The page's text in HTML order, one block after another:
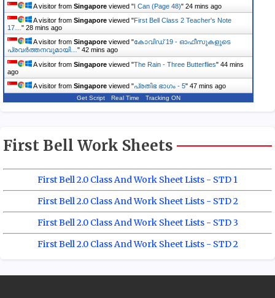
A visitor from Singapore viewed "I Can (Page 48)" 24 mins ago
A visitor from Singapore viewed "First Bell Class 2 Teacher's Note
17… " 28 mins ago
A visitor from Singapore viewed "കോവിഡ് 19 - ഓഫീസുകളുടെ
പ്രവർത്തനവുമായി… " 42 mins ago
A visitor from Singapore viewed "The Rain - Three Butterflies" 44 mins
ago
A visitor from Singapore viewed "പ്രതിഭ ഭാഗം - 5" 47 mins ago
Get Script Real Time Tracking ON
First Bell Work Sheets
First Bell 2.0 Class And Work Sheet Lists - STD 1
First Bell 2.0 Class And Work Sheet Lists - STD 2
First Bell 2.0 Class And Work Sheet Lists - STD 3
First Bell 2.0 Class And Work Sheet Lists - STD 2